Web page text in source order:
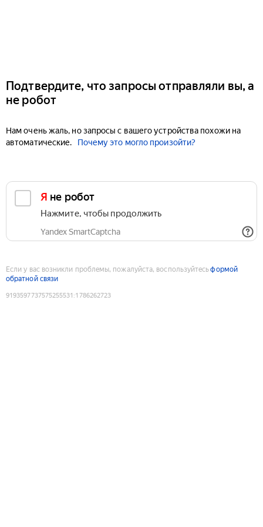
Подтвердите, что запросы отправляли вы, а
не робот
Нам очень жаль, но запросы с вашего устройства похожи на
автоматические.
Почему это могло произойти?
Я не робот
Нажмите, чтобы продолжить
Yandex SmartCaptcha
Если у вас возникли проблемы, пожалуйста, воспользуйтесьформой
обратной связи
9193597737575255531 :1786262723